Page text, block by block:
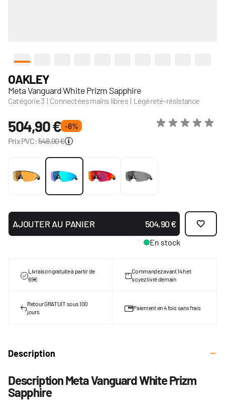
OAKLEY
Meta Vanguard White Prizm Sapphire
Catégorie 3 | Connectées mains libres | Légèreté-résistance
504,90 € - 8 %
Prix PVC:548,90 €
AJOUTER AU PANIER 504,90 €
En stock
Livraison gratuite à partir de
69€
Commandez avant 14h et
soyez livré demain
Retour GRATUIT sous 100
jours
Paiement en 4 fois sans frais
Description
Description Meta Vanguard White Prizm
Sapphire